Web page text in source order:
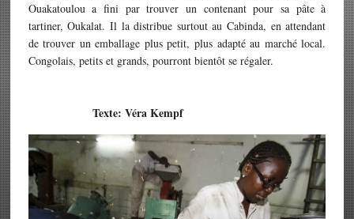
Ouakatoulou a fini par trouver un contenant pour sa pâte à
tartiner, Oukalat. Il la distribue surtout au Cabinda, en attendant
de trouver un emballage plus petit, plus adapté au marché local.
Congolais, petits et grands, pourront bientôt se régaler.
Texte: Véra Kempf